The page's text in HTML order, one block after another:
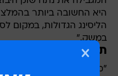
היא החשובה ביותר
הליסינג הגדולות, במקום
במשק."
תגובת ארגון הליסינג
"מדובר בהמלצות שועדת